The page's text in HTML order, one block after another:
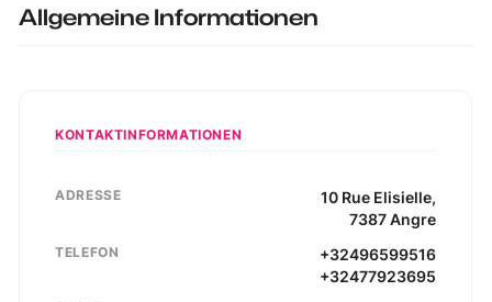
Allgemeine Informationen
KONTAKTINFORMATIONEN
ADRESSE 10 Rue Elisielle,
7387 Angre
TELEFON
+32496599516
+32477923695